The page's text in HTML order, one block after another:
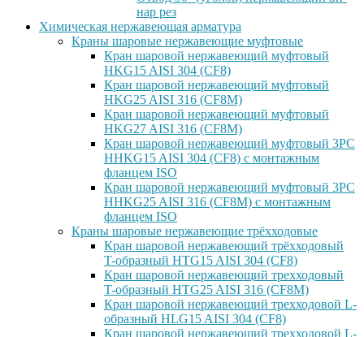
нар рез
Химическая нержавеющая арматура
Краны шаровые нержавеющие муфтовые
Кран шаровой нержавеющий муфтовый
HKG15 AISI 304 (CF8)
Кран шаровой нержавеющий муфтовый
HKG25 AISI 316 (CF8M)
Кран шаровой нержавеющий муфтовый
HKG27 AISI 316 (CF8M)
Кран шаровой нержавеющий муфтовый 3PC
HHKG15 AISI 304 (CF8) с монтажным
фланцем ISO
Кран шаровой нержавеющий муфтовый 3PC
HHKG25 AISI 316 (CF8M) с монтажным
фланцем ISO
Краны шаровые нержавеющие трёхходовые
Кран шаровой нержавеющий трёхходовый
T-образный HTG15 AISI 304 (CF8)
Кран шаровой нержавеющий трехходовый
T-образный HTG25 AISI 316 (CF8M)
Кран шаровой нержавеющий трехходовой L-
образный HLG15 AISI 304 (CF8)
Кран шаровой нержавеющий трехходовой L-